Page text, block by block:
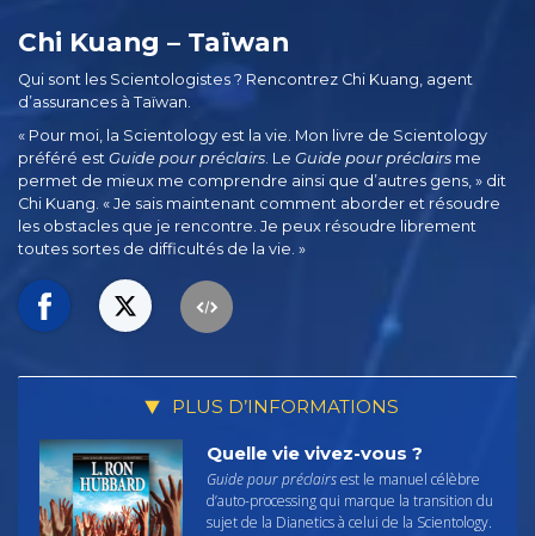
Chi Kuang – Taïwan
Qui sont les Scientologistes ? Rencontrez Chi Kuang, agent
d’assurances à Taïwan.
« Pour moi, la Scientology est la vie. Mon livre de Scientology
préféré est Guide pour préclairs. Le Guide pour préclairs me
permet de mieux me comprendre ainsi que d’autres gens, » dit
Chi Kuang. « Je sais maintenant comment aborder et résoudre
les obstacles que je rencontre. Je peux résoudre librement
toutes sortes de difficultés de la vie. »
PLUS D’INFORMATIONS
Quelle vie vivez-vous ?
Guide pour préclairsest le manuel célèbre
d’auto-processing qui marque la transition du
sujet de la Dianetics à celui de la Scientology.